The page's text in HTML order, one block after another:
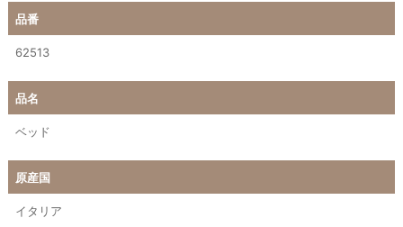
品番
62513
品名
ベッド
原産国
イタリア